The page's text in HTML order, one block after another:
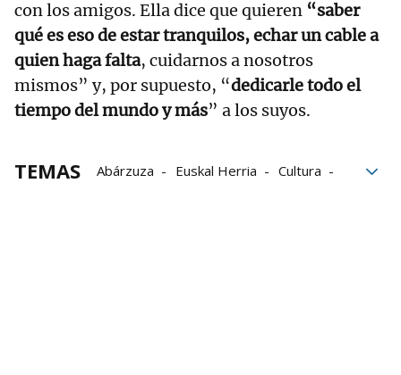
con los amigos. Ella dice que quieren “saber
qué es eso de estar tranquilos,echar un cable a
quien haga falta, cuidarnos a nosotros
mismos” y, por supuesto, “dedicarle todo el
tiempo del mundo y más” a los suyos.
TEMAS Abárzuza Euskal Herria
Cultura